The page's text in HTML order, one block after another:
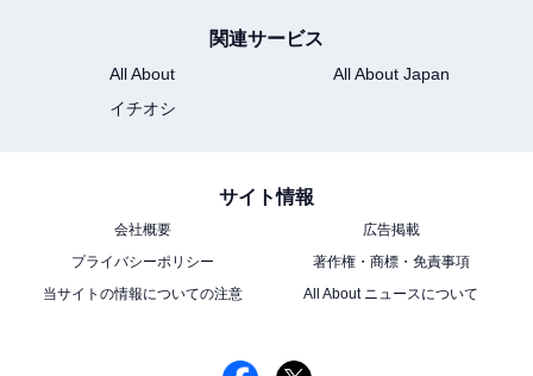
関連サービス
All About
All About Japan
イチオシ
サイト情報
会社概要
広告掲載
プライバシーポリシー
著作権・商標・免責事項
当サイトの情報についての注意
All About ニュースについて